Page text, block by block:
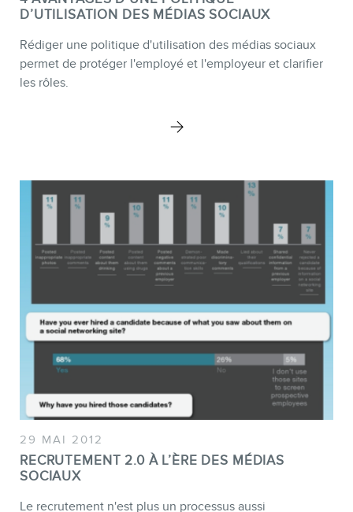
INFOLETTRE
D’UTILISATION DES MÉDIAS SOCIAUX
Rédiger une politique d'utilisation des médias sociaux
permet de protéger l'employé et l'employeur et clarifier
les rôles.
29 MAI 2012
RECRUTEMENT 2.0 À L’ÈRE DES MÉDIAS
SOCIAUX
Le recrutement n'est plus un processus aussi